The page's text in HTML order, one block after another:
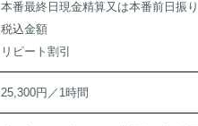
本番最終日現金精算又は本番前日振
税込金額
リピート割引
25,300円／1時間